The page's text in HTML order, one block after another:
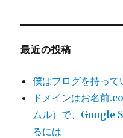
象:
最近の投稿
僕はブログを持って
ドメインはお名前
ムル）で、Google
るには